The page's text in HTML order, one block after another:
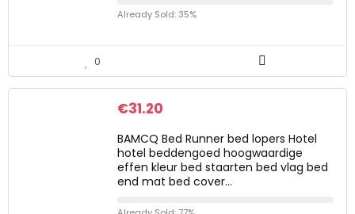
Already Sold: 35%
0
€31.20
BAMCQ Bed Runner bed lopers Hotel
hotel beddengoed hoogwaardige
effen kleur bed staarten bed vlag bed
end mat bed cover…